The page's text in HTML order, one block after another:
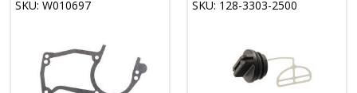
SKU: W010697 SKU: 128-3303-2500